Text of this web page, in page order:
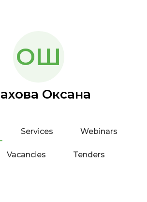
ОШ
Оксана
Services Webinars
Vacancies Tenders